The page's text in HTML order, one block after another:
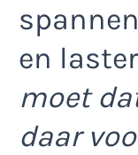
en
moet
daar